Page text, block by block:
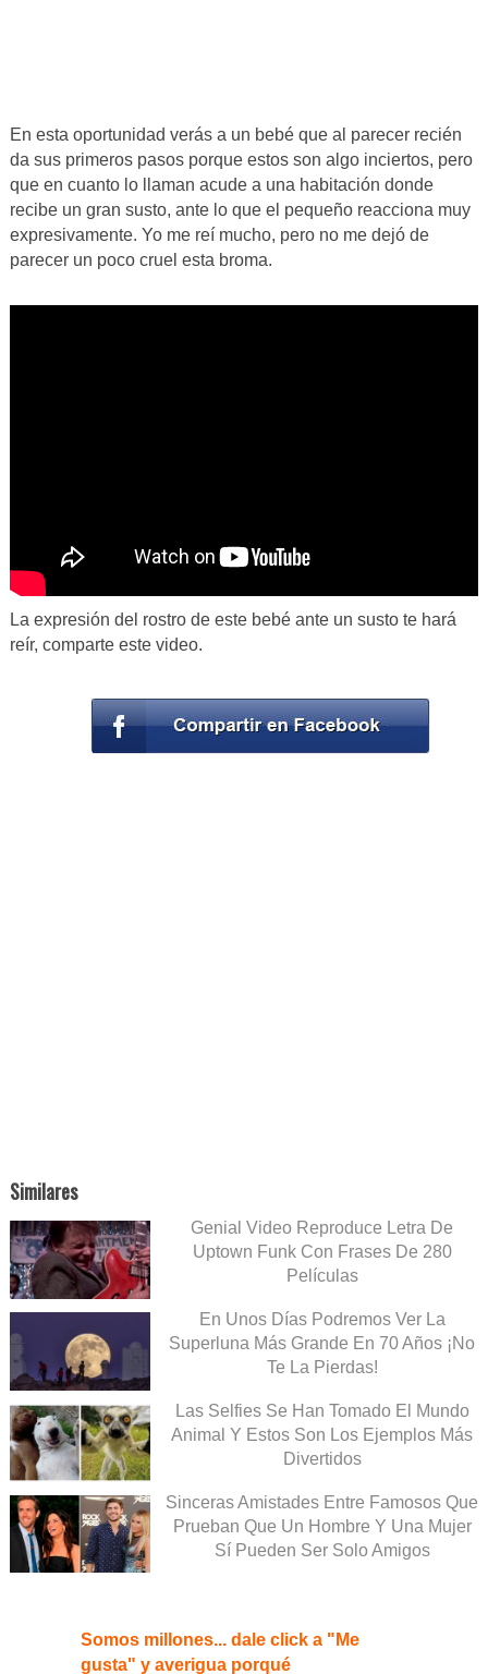
En esta oportunidad verás a un bebé que al parecer recién
da sus primeros pasos porque estos son algo inciertos, pero
que en cuanto lo llaman acude a una habitación donde
recibe un gran susto, ante lo que el pequeño reacciona muy
expresivamente. Yo me reí mucho, pero no me dejó de
parecer un poco cruel esta broma.
La expresión del rostro de este bebé ante un susto te hará
reír, comparte este video.
Similares
Genial Video Reproduce Letra De
Uptown Funk Con Frases De 280
Películas
En Unos Días Podremos Ver La
Superluna Más Grande En 70 Años ¡No
Te La Pierdas!
Las Selfies Se Han Tomado El Mundo
Animal Y Estos Son Los Ejemplos Más
Divertidos
Sinceras Amistades Entre Famosos Que
Prueban Que Un Hombre Y Una Mujer
Sí Pueden Ser Solo Amigos
Somos millones... dale click a "Me
gusta" y averigua porqué